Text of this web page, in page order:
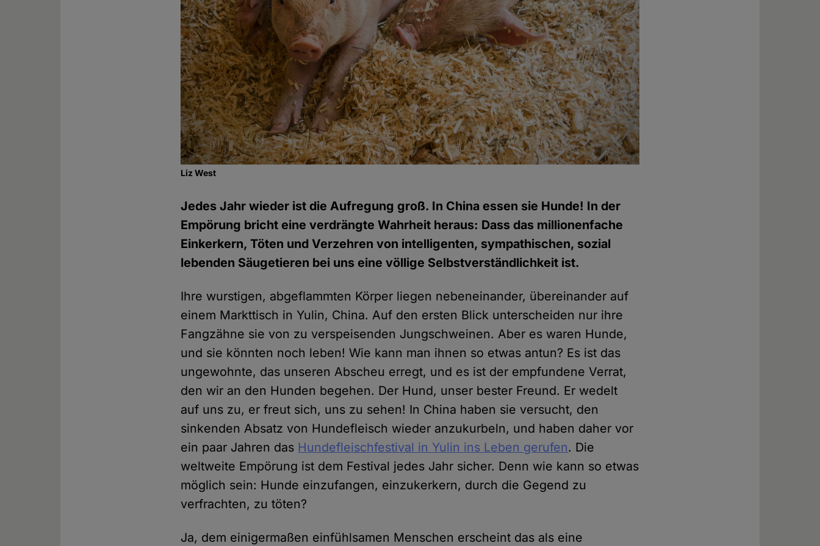
Liz West
Jedes Jahr wieder ist die Aufregung groß. In China essen sie Hunde! In der
Empörung bricht eine verdrängte Wahrheit heraus: Dass das millionenfache
Einkerkern, Töten und Verzehren von intelligenten, sympathischen, sozial
lebenden Säugetieren bei uns eine völlige Selbstverständlichkeit ist.
Ihre wurstigen, abgeflammten Körper liegen nebeneinander, übereinander auf
einem Markttisch in Yulin, China. Auf den ersten Blick unterscheiden nur ihre
Fangzähne sie von zu verspeisenden Jungschweinen. Aber es waren Hunde,
und sie könnten noch leben! Wie kann man ihnen so etwas antun? Es ist das
ungewohnte, das unseren Abscheu erregt, und es ist der empfundene Verrat,
den wir an den Hunden begehen. Der Hund, unser bester Freund. Er wedelt
auf uns zu, er freut sich, uns zu sehen! In China haben sie versucht, den
sinkenden Absatz von Hundefleisch wieder anzukurbeln, und haben daher vor
ein paar Jahren das Hundefleischfestival in Yulin ins Leben gerufen. Die
weltweite Empörung ist dem Festival jedes Jahr sicher. Denn wie kann so etwas
möglich sein: Hunde einzufangen, einzukerkern, durch die Gegend zu
verfrachten, zu töten?
Ja, dem einigermaßen einfühlsamen Menschen erscheint das als eine